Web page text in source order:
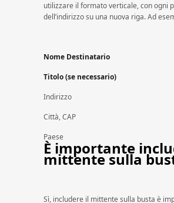
utilizzare il formato verticale, con ogni
dell’indirizzo su una nuova riga. Ad
Nome Destinatario
Titolo (se necessario)
Indirizzo
Città, CAP
Paese
È importante
mittente sulla
Sì, includere il mittente sulla busta è